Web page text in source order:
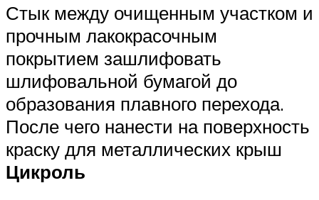
Стык между очищенным участком и
прочным лакокрасочным
покрытием зашлифовать
шлифовальной бумагой до
образования плавного перехода.
После чего нанести на поверхность
краску для металлических крыш
Цикроль